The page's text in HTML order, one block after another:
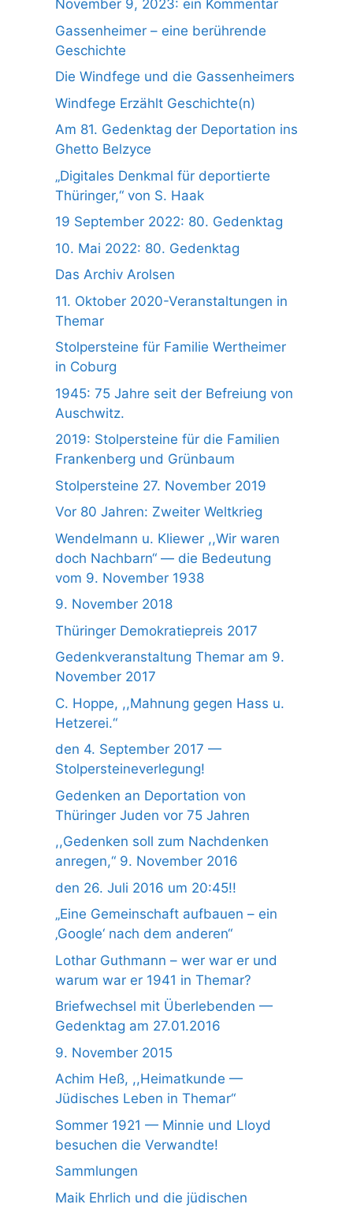
November 9, 2023: ein Kommentar
Gassenheimer – eine berührende
Geschichte
Die Windfege und die Gassenheimers
Windfege Erzählt Geschichte(n)
Am 81. Gedenktag der Deportation ins
Ghetto Belzyce
„Digitales Denkmal für deportierte
Thüringer,“ von S. Haak
19 September 2022: 80. Gedenktag
10. Mai 2022: 80. Gedenktag
Das Archiv Arolsen
11. Oktober 2020-Veranstaltungen in
Themar
Stolpersteine für Familie Wertheimer
in Coburg
1945: 75 Jahre seit der Befreiung von
Auschwitz.
2019: Stolpersteine für die Familien
Frankenberg und Grünbaum
Stolpersteine 27. November 2019
Vor 80 Jahren: Zweiter Weltkrieg
Wendelmann u. Kliewer ,,Wir waren
doch Nachbarn“ — die Bedeutung
vom 9. November 1938
9. November 2018
Thüringer Demokratiepreis 2017
Gedenkveranstaltung Themar am 9.
November 2017
C. Hoppe, ,,Mahnung gegen Hass u.
Hetzerei.“
den 4. September 2017 —
Stolpersteineverlegung!
Gedenken an Deportation von
Thüringer Juden vor 75 Jahren
,,Gedenken soll zum Nachdenken
anregen,“ 9. November 2016
den 26. Juli 2016 um 20:45!!
„Eine Gemeinschaft aufbauen – ein
‚Google‘ nach dem anderen“
Lothar Guthmann – wer war er und
warum war er 1941 in Themar?
Briefwechsel mit Überlebenden —
Gedenktag am 27.01.2016
9. November 2015
Achim Heß, ,,Heimatkunde —
Jüdisches Leben in Themar“
Sommer 1921 — Minnie und Lloyd
besuchen die Verwandte!
Sammlungen
Maik Ehrlich und die jüdischen